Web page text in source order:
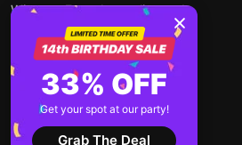
Wie man Formulare online und
kostenlos auf jeder Website
einbettet
So betten Sie Google-
Bewertungen kostenlos auf
einer Website ein
Alle Beiträge anzeigen
33% OFF
Get your spot at our party!
Grab The Deal